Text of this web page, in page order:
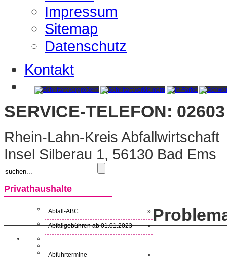
Impressum
Sitemap
Datenschutz
Kontakt
SERVICE-TELEFON:
Rhein-Lahn-Kreis Abfallwirtschaft
Insel Silberau 1, 56130 Bad Ems
Privathaushalte
Abfall-ABC »
Abfallgebühren ab 01.01.2023 »
Abfuhrtermine »